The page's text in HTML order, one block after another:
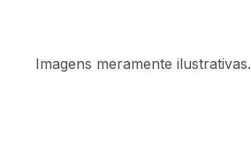
Imagens meramente ilustrativas.